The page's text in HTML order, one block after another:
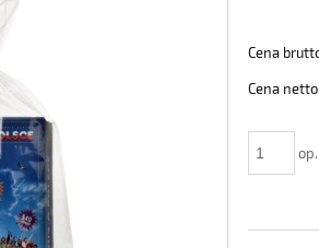
płatności
Cena
Cena
op.